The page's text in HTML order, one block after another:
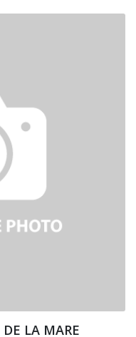
LA MARE